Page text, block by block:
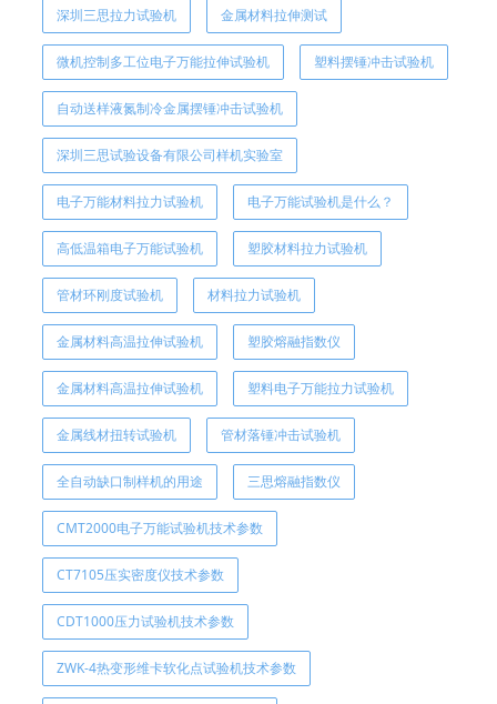
深圳三思拉力试验机 金属材料拉伸测试
微机控制多工位电子万能拉伸试验机 塑料摆锤冲击试验机
自动送样液氮制冷金属摆锤冲击试验机
深圳三思试验设备有限公司样机实验室
电子万能材料拉力试验机 电子万能试验机是什么？
高低温箱电子万能试验机 塑胶材料拉力试验机
管材环刚度试验机 材料拉力试验机
金属材料高温拉伸试验机 塑胶熔融指数仪
金属材料高温拉伸试验机 塑料电子万能拉力试验机
金属线材扭转试验机 管材落锤冲击试验机
全自动缺口制样机的用途 三思熔融指数仪
CMT2000电子万能试验机技术参数
CT7105压实密度仪技术参数
CDT1000压力试验机技术参数
ZWK-4热变形维卡软化点试验机技术参数